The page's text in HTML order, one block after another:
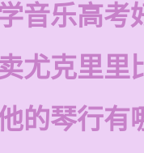
音乐高考
尤克里里
的琴行有